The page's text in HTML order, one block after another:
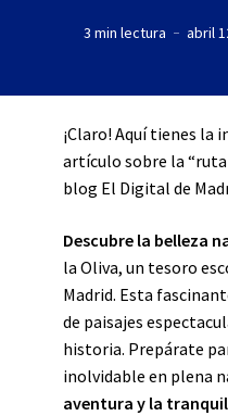
3 min lectura abril
¡Claro! Aquí tienes la
artículo sobre la
blog El Digital de
Descubre la belleza
la Oliva, un tesoro
Madrid. Esta
de paisajes
historia. Prepárate
inolvidable en plena
aventura y la